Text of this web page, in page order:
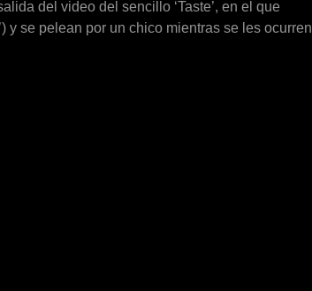
del video del sencillo ‘Taste’, en el que
y se pelean por un chico mientras se les ocurren